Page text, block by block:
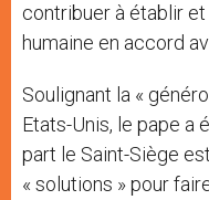
contribuer à établir
humaine en accord
Soulignant la «
Etats-Unis, le pape a
part le Saint-Siège
« solutions » pour